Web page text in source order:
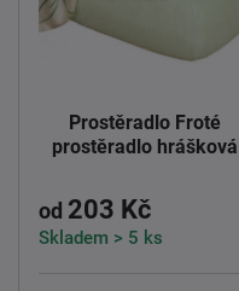
Prostěradlo Froté
prostěradlo hrášková
od 203 Kč
Skladem > 5 ks